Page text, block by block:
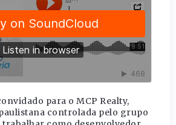
para o MCP Realty,
controlada pelo grupo